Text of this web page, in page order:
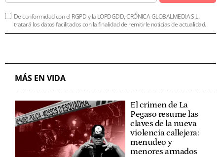
De conformidad con el RGPD y la LOPDGDD, CRÓNICA GLOBALMEDIA S.L.
tratará los datos facilitados con la finalidad de remitirle noticias de actualidad.
MÁS EN VIDA
El crimen de La
Pegaso resume las
claves de la nueva
violencia callejera:
menudeo y
menores armados